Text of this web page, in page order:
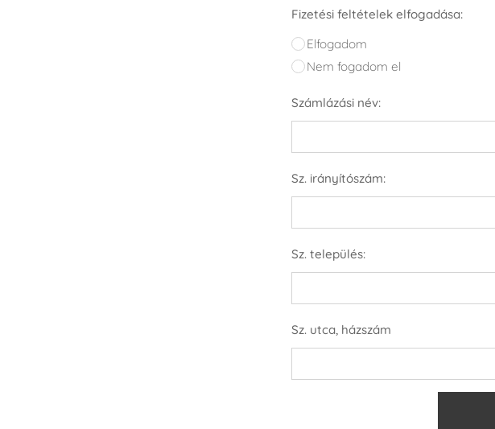
Fizetési feltételek elfogadása:
Elfogadom
Nem fogadom el
Számlázási név:
Sz. irányítószám:
Sz. település:
Sz. utca, házszám